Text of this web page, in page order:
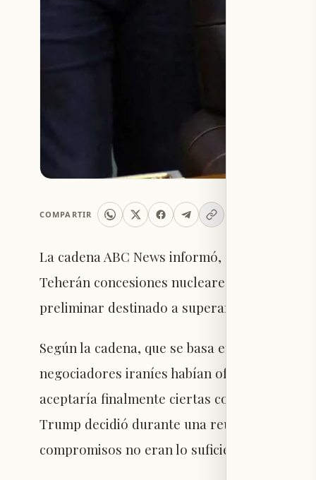
COMPARTIR
La cadena ABC News informó, citando
Teherán concesiones nucleares específicas
preliminar destinado a superar el
Según la cadena, que se basa en
negociadores iraníes habían ofrecido
aceptaría finalmente ciertas condiciones
Trump decidió durante una reunión en la
compromisos no eran lo suficientemente